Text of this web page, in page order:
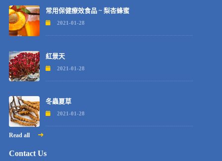
常用保健療效食品 ~ 梨杏蜂蜜
2021-01-28
紅景天
2021-01-28
冬蟲夏草
2021-01-28
Read all
Contact Us